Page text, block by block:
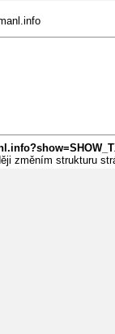
změním strukturu